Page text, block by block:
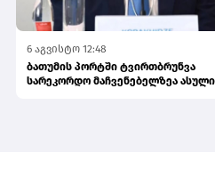
6 აგვისტო 12:48
ბათუმის პორტში ტვირთბრუნვა
სარეკორდო მაჩვენებელზეა